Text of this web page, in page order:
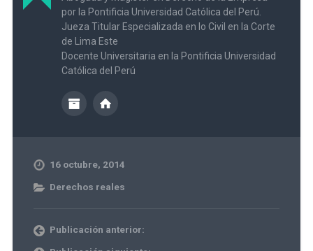
por la Pontificia Universidad Católica del Perú.
Jueza Titular Especializada en lo Civil en la Corte
de Lima Este
Docente Universitaria en la Pontificia Universidad
Católica del Perú
16 octubre, 2014
Derechos reales
Publicación anterior: